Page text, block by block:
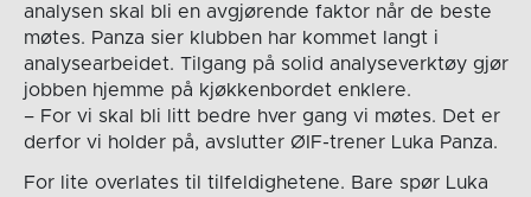
analysen skal bli en avgjørende faktor når de beste
møtes. Panza sier klubben har kommet langt i
analysearbeidet. Tilgang på solid analyseverktøy gjør
jobben hjemme på kjøkkenbordet enklere.
– For vi skal bli litt bedre hver gang vi møtes. Det er
derfor vi holder på, avslutter ØIF-trener Luka Panza.
For lite overlates til tilfeldighetene. Bare spør Luka